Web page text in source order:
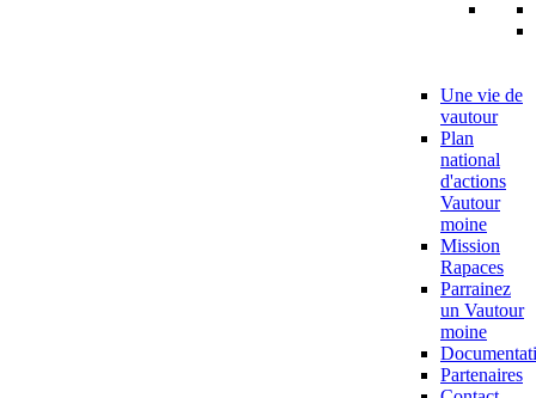
Une vie de
vautour
Plan
national
d'actions
Vautour
moine
Mission
Rapaces
Parrainez
un Vautour
moine
Partenaires